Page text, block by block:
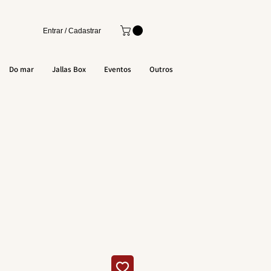
Entrar / Cadastrar
Do mar Jallas Box Eventos Outros